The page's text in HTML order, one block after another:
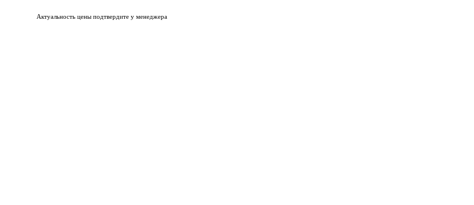
Актуальность цены подтвердите у менеджера